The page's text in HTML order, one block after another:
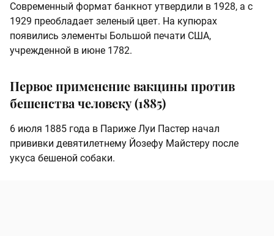
Современный формат банкнот утвердили в 1928, а с
1929 преобладает зеленый цвет. На купюрах
появились элементы Большой печати США,
учрежденной в июне 1782.
Первое применение вакцины против
бешенства человеку (1885)
6 июля 1885 года в Париже Луи Пастер начал
прививки девятилетнему Йозефу Майстеру после
укуса бешеной собаки.